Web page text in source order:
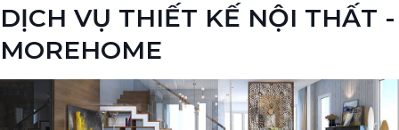
DỊCH VỤ THIẾT KẾ NỘI THẤT -
MOREHOME